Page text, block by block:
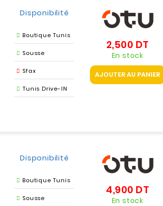
Disponibilité
Boutique Tunis
Sousse
Sfax
Tunis Drive-IN
2,500 DT
En stock
AJOUTER AU PANIER
Disponibilité
Boutique Tunis
Sousse
4,900 DT
En stock